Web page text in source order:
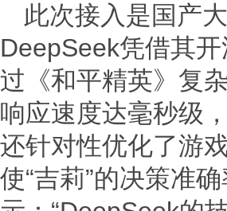
此次接入是国产
DeepSeek凭借其
过《和平精英》复
响应速度达毫秒级
还针对性优化了游
使“吉莉”的决策准